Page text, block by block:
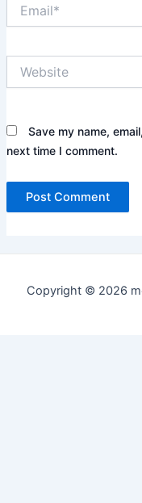
Save my name,
next time I comment.
Copyright © 2026